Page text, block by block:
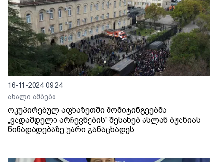
16-11-2024 09:24
ახალი ამბები
ოკუპირებულ აფხაზეთში მომიტინგეებმა
„ვადამდელი არჩევნების“ შესახებ ასლან ბჟანიას
წინადადებაზე უარი განაცხადეს